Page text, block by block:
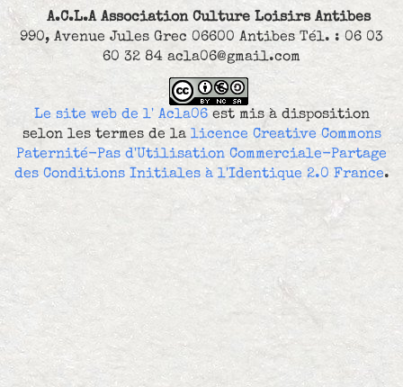
A.C.L.A Association Culture Loisirs Antibes
990, Avenue Jules Grec 06600 Antibes Tél. : 06 03
60 32 84 acla06@gmail.com
Le site web de l' Acla06est mis à disposition
selon les termes de la licence Creative Commons
Paternité-Pas d'Utilisation Commerciale-Partage
des Conditions Initiales à l'Identique 2.0 France.